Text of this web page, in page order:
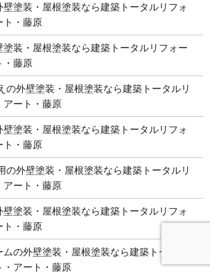
塗装・屋根塗装なら建築トータルリフォ
ト・藤原
装・屋根塗装なら建築トータルリフォー
・藤原
の外壁塗装・屋根塗装なら建築トータルリ
アート・藤原
塗装・屋根塗装なら建築トータルリフォ
ト・藤原
の外壁塗装・屋根塗装なら建築トータルリ
アート・藤原
塗装・屋根塗装なら建築トータルリフォ
ト・藤原
の外壁塗装・屋根塗装なら建築トータル
・アート・藤原